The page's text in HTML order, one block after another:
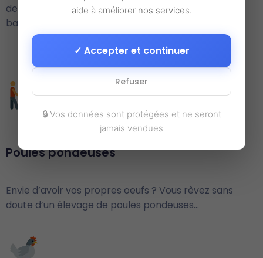
des élevages de poissons en milieu naturel ou en
bassin…
Poules pondeuses
Envie d’avoir vos propres oeufs ? Vous rêvez sans
doute d’un élevage de poules pondeuses…
aide à améliorer nos services.
✓ Accepter et continuer
Refuser
🔒 Vos données sont protégées et ne seront
jamais vendues